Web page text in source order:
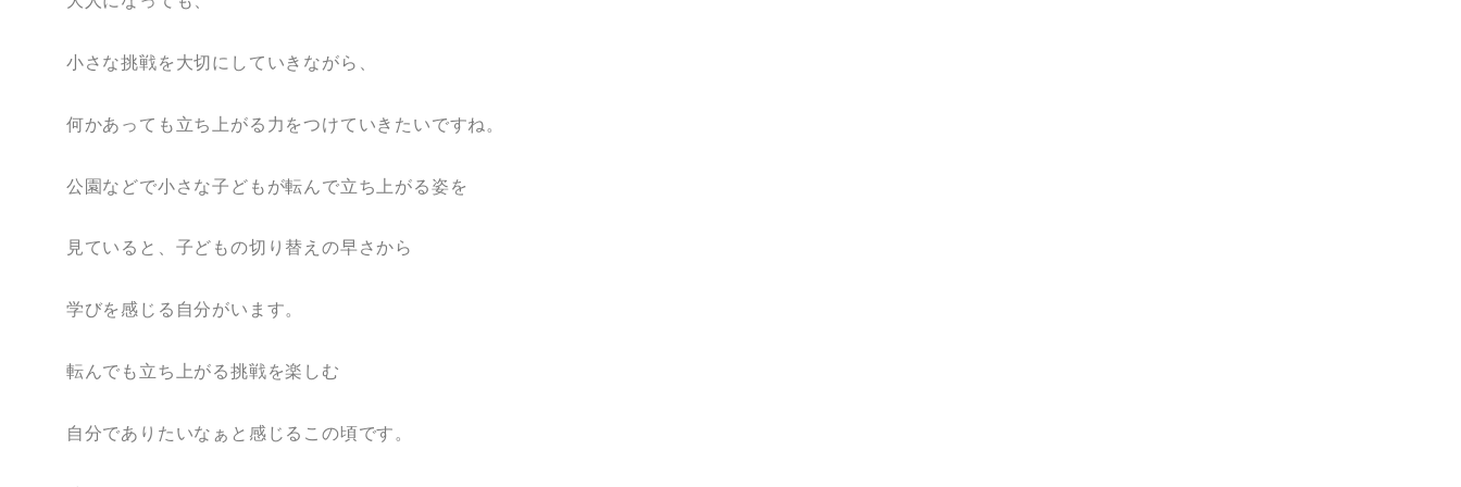
小さな挑戦を大切にしていきながら、
何かあっても立ち上がる力をつけていきたいですね。
公園などで小さな子どもが転んで立ち上がる姿を
見ていると、子どもの切り替えの早さから
学びを感じる自分がいます。
転んでも立ち上がる挑戦を楽しむ
自分でありたいなぁと感じるこの頃です。